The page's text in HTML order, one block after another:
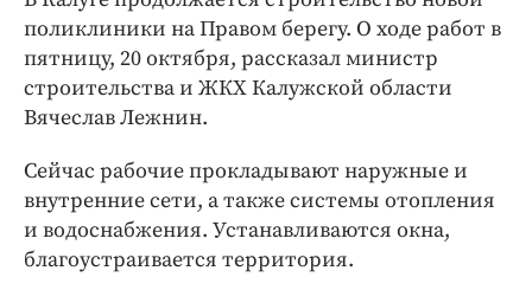
Интересное чтиво
Клиника года
Бренд года
поликлиники на Правом берегу. О ходе работ в
пятницу, 20 октября, рассказал министр
строительства и ЖКХ Калужской области
Вячеслав Лежнин.
Сейчас рабочие прокладывают наружные и
внутренние сети, а также системы отопления
и водоснабжения. Устанавливаются окна,
благоустраивается территория.